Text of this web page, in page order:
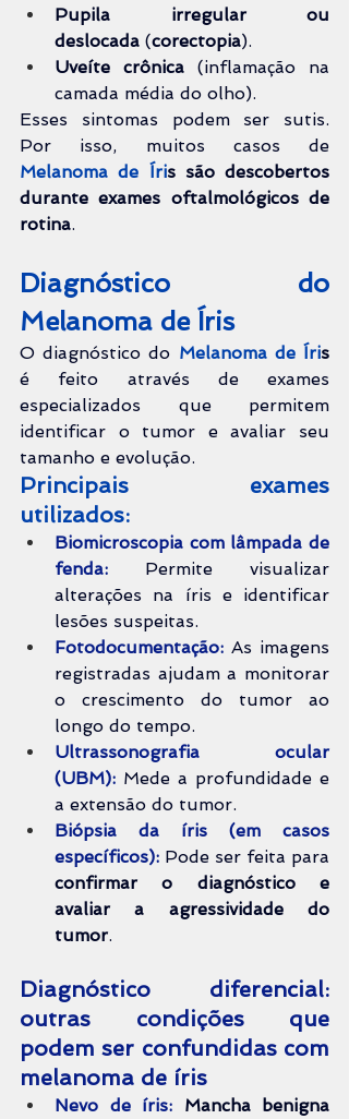
Pupila irregular ou
deslocada (corectopia).
Uveíte crônica (inflamação na
camada média do olho).
Esses sintomas podem ser sutis.
Melanoma de Íris são descobertos
durante exames oftalmológicos de
rotina.
Diagnóstico do
Melanoma de Íris
O diagnóstico do Melanoma de Íris
é feito através de exames
especializados que permitem
identificar o tumor e avaliar seu
tamanho e evolução.
Principais exames
utilizados:
Biomicroscopia com lâmpada de
fenda:
Permite visualizar
alterações na íris e identificar
lesões suspeitas.
Fotodocumentação: As imagens
registradas ajudam a monitorar
o crescimento do tumor ao
longo do tempo.
Ultrassonografia ocular
(UBM): Mede a profundidade e
a extensão do tumor.
Biópsia da íris (em casos
específicos):
confirmar o diagnóstico e
avaliar a agressividade do
tumor.
Diagnóstico diferencial:
outras condições que
podem ser confundidas com
melanoma de íris
Nevo de íris:
Mancha benigna